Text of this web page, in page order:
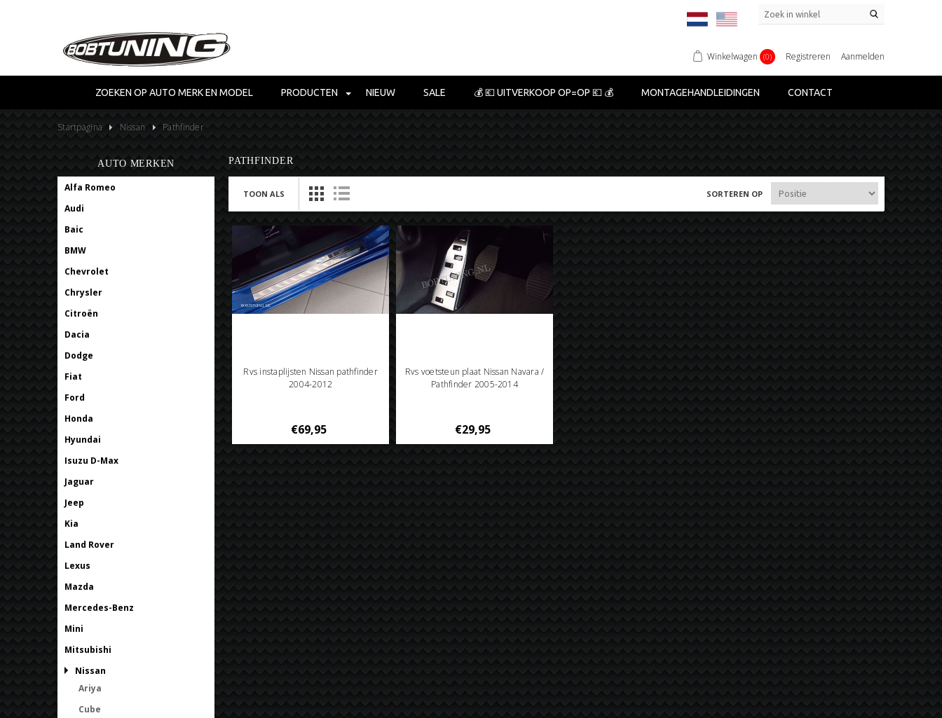
Winkelwagen (0) Registreren Aanmelden
ZOEKEN OP AUTO MERK EN MODEL PRODUCTEN NIEUW SALE 💰 💶 UITVERKOOP OP=OP 💶 💰 MONTAGEHANDLEIDINGEN CONTACT
Startpagina Nissan Pathfinder
AUTO MERKEN
Alfa Romeo
Audi
Baic
BMW
Chevrolet
Chrysler
Citroën
Dacia
Dodge
Fiat
Ford
Honda
Hyundai
Isuzu D-Max
Jaguar
Jeep
Kia
Land Rover
Lexus
Mazda
Mercedes-Benz
Mini
Mitsubishi
Nissan
Ariya
Cube
PATHFINDER
TOON ALS SORTEREN OP
Rvs instaplijsten Nissan pathfinder
2004-2012
€69,95
Rvs voetsteun plaat Nissan Navara /
Pathfinder 2005-2014
€29,95